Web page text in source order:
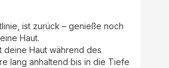
ist zurück – genieße noch
Haut.
deine Haut während des
lang anhaltend bis in die Tiefe